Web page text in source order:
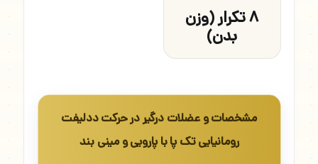
۸ تکرار (وزن
بدن)
مشخصات و عضلات درگیر در حرکت ددلیفت
رومانیایی تک پا با پارویی و مینی بند